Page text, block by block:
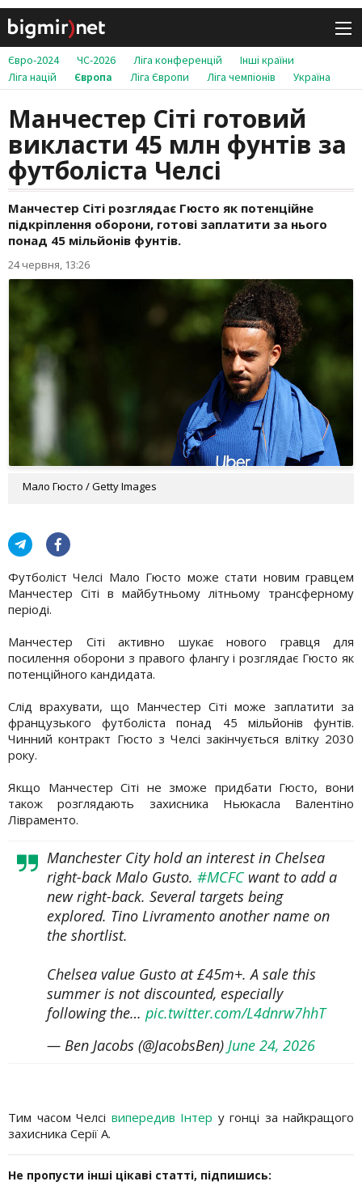
Євро-2024 ЧС-2026 Ліга конференцій
Інші країни
Ліга націй
Європа Ліга Європи Ліга чемпіонів Україна
Манчестер Сіті готовий
викласти 45 млн фунтів за
футболіста Челсі
Манчестер Сіті розглядає Гюсто як потенційне
підкріплення оборони, готові заплатити за нього
понад 45 мільйонів фунтів.
24 червня, 13:26
Мало Гюсто / Getty Images
Футболіст Челсі Мало Гюсто може стати новим гравцем
Манчестер Сіті в майбутньому літньому трансферному
періоді.
Манчестер Сіті активно шукає нового гравця для
посилення оборони з правого флангу і розглядає Гюсто як
потенційного кандидата.
Слід врахувати, що Манчестер Сіті може заплатити за
французького футболіста понад 45 мільйонів фунтів.
Чинний контракт Гюсто з Челсі закінчується влітку 2030
року.
Якщо Манчестер Сіті не зможе придбати Гюсто, вони
також розглядають захисника Ньюкасла Валентіно
Лівраменто.
Manchester City hold an interest in Chelsea
right-back Malo Gusto. #MCFCwant to add a
new right-back. Several targets being
explored. Tino Livramento another name on
the shortlist.
Chelsea value Gusto at £45m+. A sale this
summer is not discounted, especially
following the… pic.twitter.com/L4dnrw7hhT
— Ben Jacobs (@JacobsBen) June 24, 2026
Тим часом Челсі випередив Інтер у гонці за найкращого
захисника Серії А.
Не пропусти інші цікаві статті, підпишись: